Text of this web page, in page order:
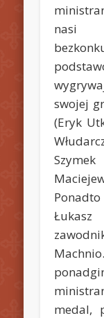
nasi
swojej
(Eryk
medal,